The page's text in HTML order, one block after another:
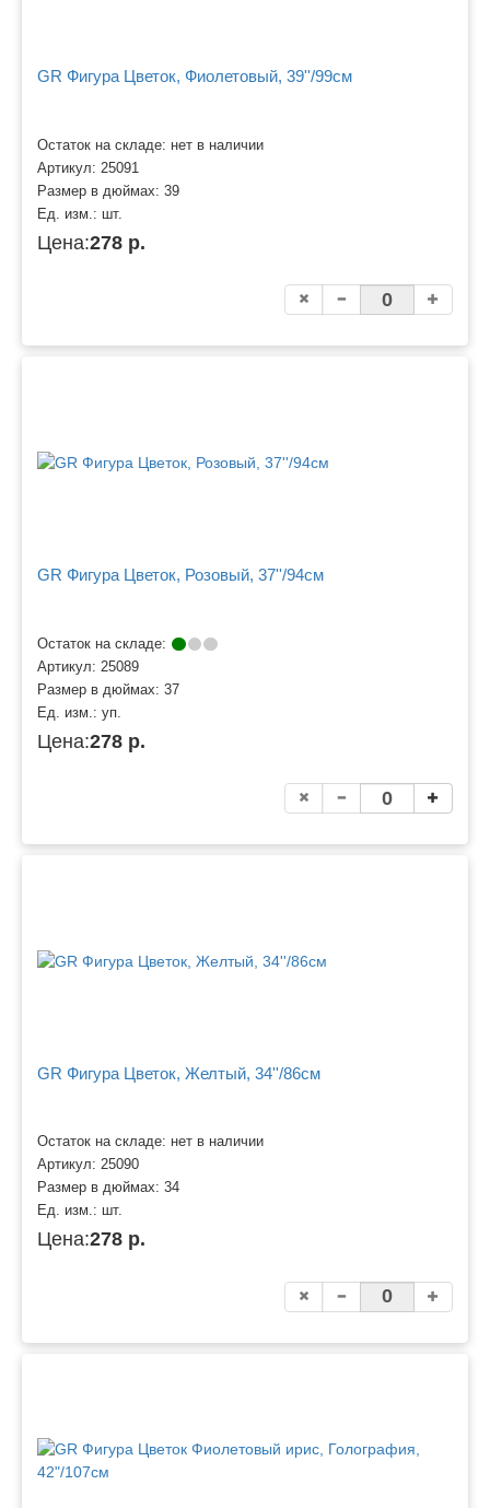
GR Фигура Цветок, Фиолетовый, 39''/99см
Остаток на складе: нет в наличии
Артикул: 25091
Размер в дюймах: 39
Ед. изм.: шт.
Цена:278 р.
GR Фигура Цветок, Розовый, 37''/94см
Остаток на складе:
Артикул: 25089
Размер в дюймах: 37
Ед. изм.: уп.
Цена:278 р.
GR Фигура Цветок, Желтый, 34''/86см
Остаток на складе: нет в наличии
Артикул: 25090
Размер в дюймах: 34
Ед. изм.: шт.
Цена:278 р.